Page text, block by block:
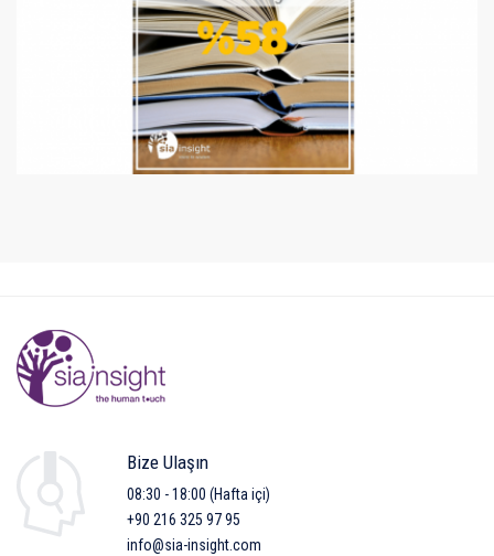
Bize Ulaşın
08:30 - 18:00 (Hafta içi)
+90 216 325 97 95
info@sia-insight.com